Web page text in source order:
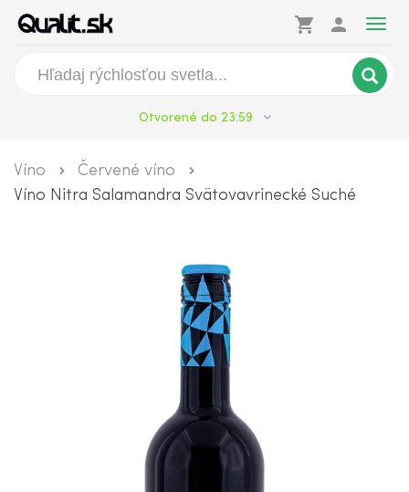
Otvorené do 23:59
shopping_cart person
Víno
Červené víno
Víno Nitra Salamandra Svätovavrinecké Suché